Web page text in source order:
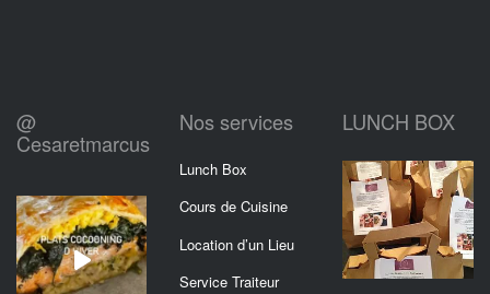
@
Cesaretmarcus
Nos services
Lunch Box
Cours de Cuisine
Location d’un Lieu
Service Traiteur
LUNCH BOX